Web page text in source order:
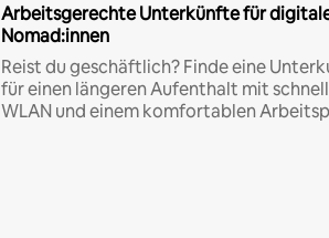
Arbeitsgerechte Unterkünfte für
Nomad:innen
Reist du geschäftlich? Finde eine
für einen längeren Aufenthalt mit
WLAN und einem komfortablen